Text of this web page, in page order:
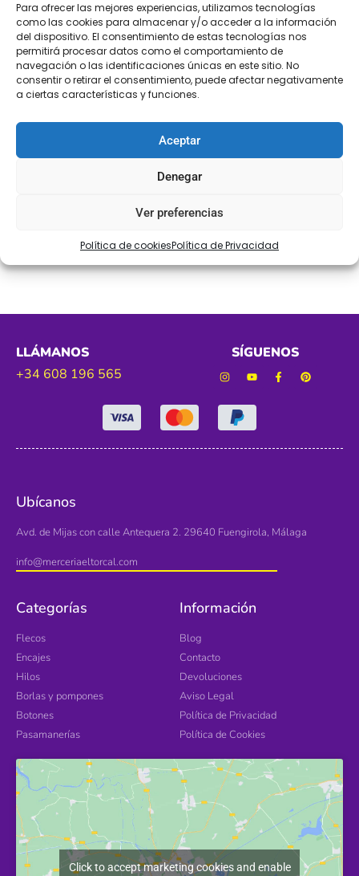
Para ofrecer las mejores experiencias, utilizamos tecnologías
como las cookies para almacenar y/o acceder a la información
del dispositivo. El consentimiento de estas tecnologías nos
permitirá procesar datos como el comportamiento de
navegación o las identificaciones únicas en este sitio. No
consentir o retirar el consentimiento, puede afectar negativamente
a ciertas características y funciones.
Aceptar
Denegar
Ver preferencias
Política de cookiesPolítica de Privacidad
Descripción
Descripción
Entredos guipur fantasía
Ref. 584737
LLÁMANOS
+34 608 196 565
SÍGUENOS
Ubícanos
Avd. de Mijas con calle Antequera 2. 29640 Fuengirola, Málaga
info@merceriaeltorcal.com
Categorías
Flecos
Encajes
Hilos
Borlas y pompones
Botones
Pasamanerías
Información
Blog
Contacto
Devoluciones
Aviso Legal
Política de Privacidad
Política de Cookies
Click to accept marketing cookies and enable